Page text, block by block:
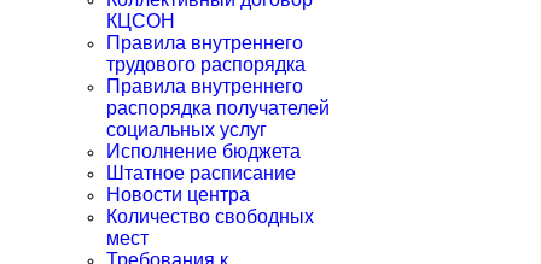
КЦСОН
Правила внутреннего
трудового распорядка
Правила внутреннего
распорядка получателей
социальных услуг
Исполнение бюджета
Штатное расписание
Новости центра
Количество свободных
мест
Требования к